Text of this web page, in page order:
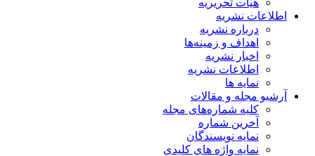
هیات تحریریه
اطلاعات نشریه
درباره نشریه
اهداف و زمینه‌ها
اخبار نشریه
اطلاعات نشریه
نمایه ها
آرشیو مجله و مقالات
کلیه شماره‌های مجله
آخرین شماره
نمایه نویسندگان
نمایه واژه های کلیدی